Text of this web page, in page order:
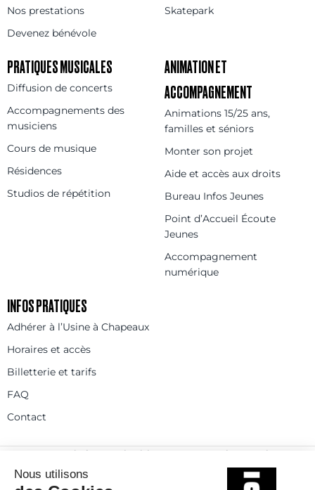
Nos prestations
Devenez bénévole
Skatepark
PRATIQUES MUSICALES
Diffusion de concerts
Accompagnements des
musiciens
Cours de musique
Résidences
Studios de répétition
ANIMATION ET
ACCOMPAGNEMENT
Animations 15/25 ans,
familles et séniors
Monter son projet
Aide et accès aux droits
Bureau Infos Jeunes
Point d’Accueil Écoute
Jeunes
Accompagnement
numérique
INFOS PRATIQUES
Adhérer à l’Usine à Chapeaux
Horaires et accès
Billetterie et tarifs
FAQ
Contact
Règlement intérieur
Partenaires et réseaux
Espace presse
Rejoignez-nous
© 2025
Politique de confidentialité